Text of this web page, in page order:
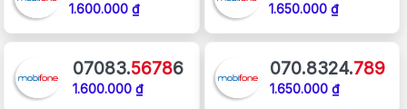
1.600.000 ₫ 1.650.000 ₫
07083.56786
1.600.000 ₫
070.8324.789
1.650.000 ₫